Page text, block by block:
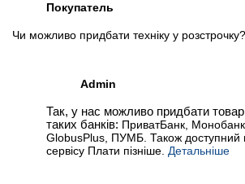
Покупатель
Чи можливо придбати техніку у розстрочку?
Admin
Так, у нас можливо придбати товар
таких банків: ПриватБанк,
GlobusPlus, ПУМБ. Також доступний
сервісу Плати пізніше. Детальніше